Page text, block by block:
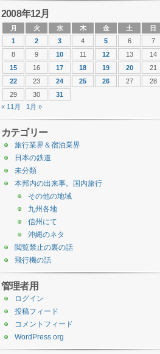
2008年12月
月 火 水 木 金 土
日
1
2 3 4 5 6
7
8
9 10 11 12 13
14
15
16 17 18 19 20
21
22
23 24 25 26 27
28
29
30
31
« 11月
1月 »
カテゴリー
旅行業界＆宿泊業界
日本の鉄道
未分類
本邦内の出来事。国内旅行
その他の地域
九州各地
信州にて
沖縄のネタ
閲覧禁止の裏の話
飛行機の話
管理者用
ログイン
投稿フィード
コメントフィード
WordPress.org